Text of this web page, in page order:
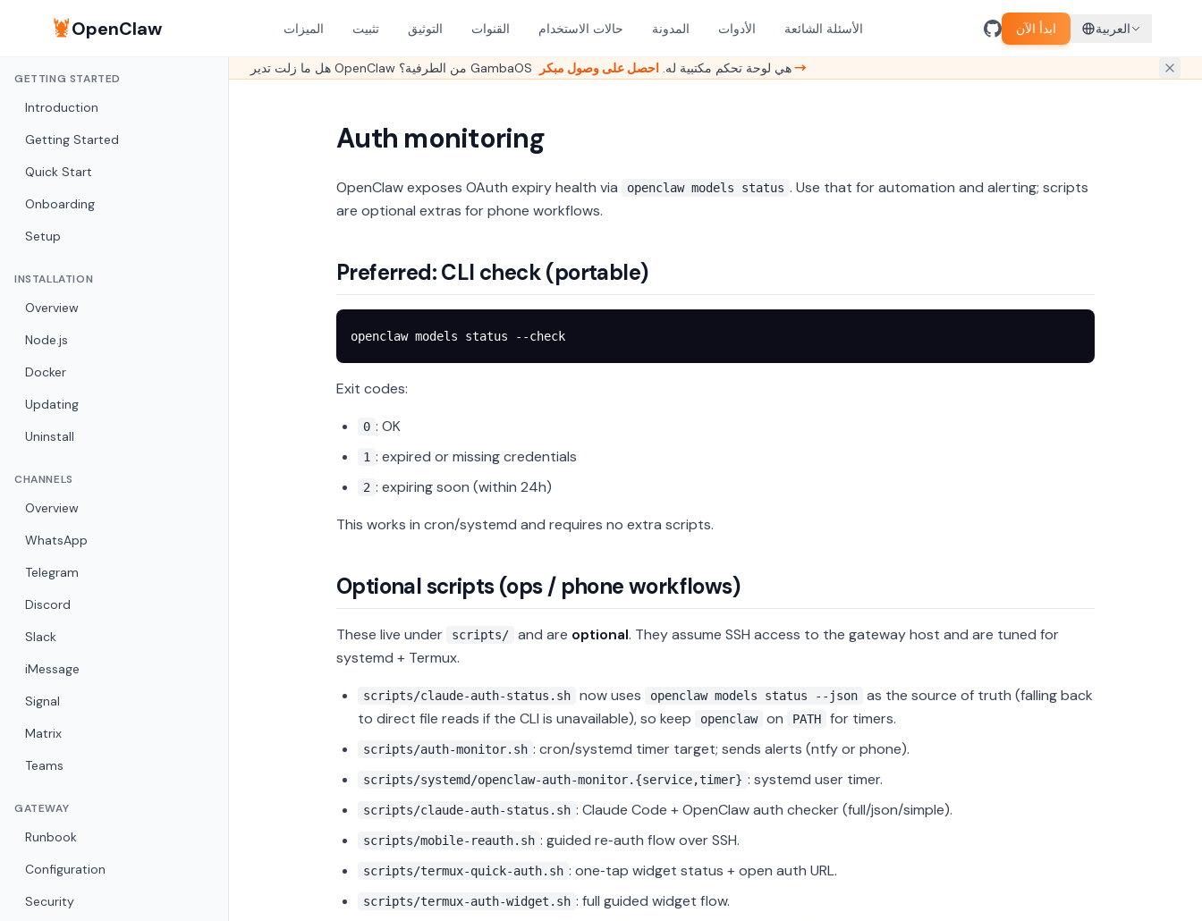
🦞OpenClaw الميزات تثبيت التوثيق القنوات حالات الاستخدام المدونة الأدوات الأسئلة الشائعة ابدأ الآن العربية
GETTING STARTED
Introduction
Getting Started
Quick Start
Onboarding
Setup
INSTALLATION
Overview
Node.js
Docker
Updating
Uninstall
CHANNELS
Overview
WhatsApp
Telegram
Discord
Slack
iMessage
Signal
Matrix
Teams
GATEWAY
Runbook
Configuration
Security
هل ما زلت تدير OpenClaw من الطرفية؟ GambaOS هي لوحة تحكم مكتبية له.احصل على وصول مبكر →
Auth monitoring
OpenClaw exposes OAuth expiry health via openclaw models status . Use that for automation and alerting; scripts
are optional extras for phone workflows.
Preferred: CLI check (portable)
openclaw models status --check
Exit codes:
0 : OK
1 : expired or missing credentials
2 : expiring soon (within 24h)
This works in cron/systemd and requires no extra scripts.
Optional scripts (ops / phone workflows)
These live under scripts/ and are optional. They assume SSH access to the gateway host and are tuned for
systemd + Termux.
scripts/claude-auth-status.sh now uses openclaw models status --json
as the source of truth (falling back
to direct file reads if the CLI is unavailable), so keep
openclaw on PATH for timers.
scripts/auth-monitor.sh : cron/systemd timer target; sends alerts (ntfy or phone).
scripts/systemd/openclaw-auth-monitor.{service,timer} : systemd user timer.
scripts/claude-auth-status.sh : Claude Code + OpenClaw auth checker (full/json/simple).
scripts/mobile-reauth.sh : guided re‑auth flow over SSH.
scripts/termux-quick-auth.sh : one‑tap widget status + open auth URL.
scripts/termux-auth-widget.sh : full guided widget flow.